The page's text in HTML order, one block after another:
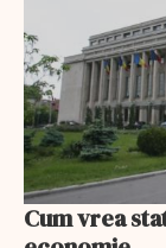
Cum vrea